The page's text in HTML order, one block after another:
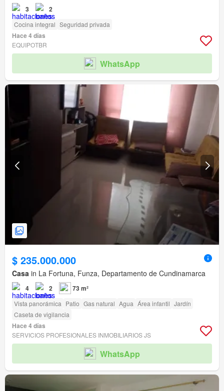
3 2
Cocina integral Seguridad privada
Hace 4 días
EQUIPOTBR
WhatsApp
$ 235.000.000
Casa in La Fortuna, Funza, Departamento de Cundinamarca
4 2 73 m²
Vista panorámica Patio Gas natural Agua Área infantil Jardín
Caseta de vigilancia
Hace 4 días
SERVICIOS PROFESIONALES INMOBILIARIOS JS
WhatsApp